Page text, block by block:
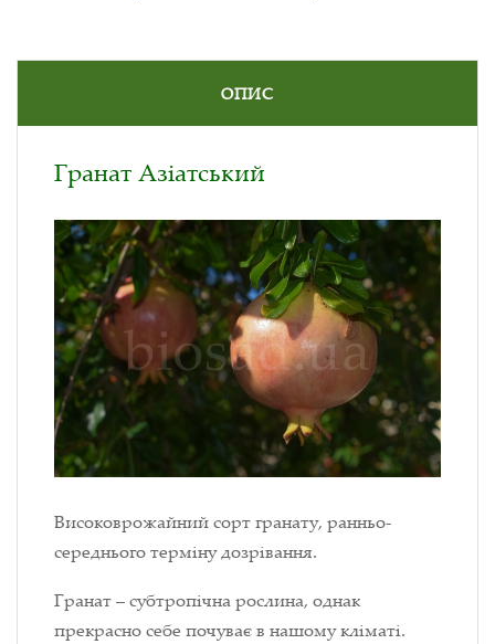
ОПИС
Гранат Азіатський
Високоврожайний сорт гранату, ранньо-
середнього терміну дозрівання.
Гранат – субтропічна рослина, однак
прекрасно себе почуває в нашому кліматі.